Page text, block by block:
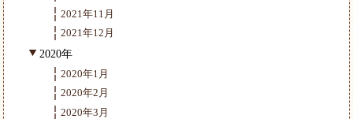
2021年11月
2021年12月
2020年
2020年1月
2020年2月
2020年3月